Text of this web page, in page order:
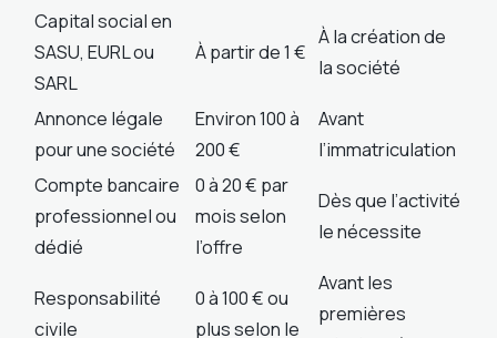
Capital social en
SASU, EURL ou
SARL
À partir de 1 €
À la création de
la société
Annonce légale
pour une société
Environ 100 à
200 €
Avant
l’immatriculation
Compte bancaire
professionnel ou
dédié
0 à 20 € par
mois selon
l’offre
Dès que l’activité
le nécessite
Responsabilité
civile
0 à 100 € ou
plus selon le
Avant les
premières